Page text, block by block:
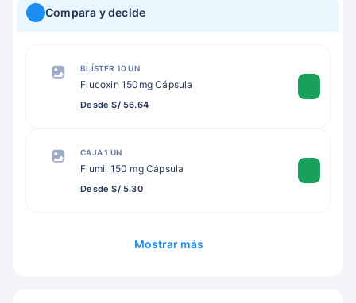
Compara y decide
BLÍSTER 10 UN
Flucoxin 150mg Cápsula
Desde S/ 56.64
CAJA 1 UN
Flumil 150 mg Cápsula
Desde S/ 5.30
Mostrar más